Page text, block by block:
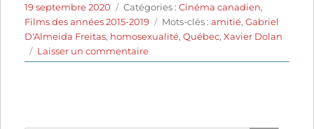
Publié
le
19 septembre 2020 Catégories
Catégories :Cinéma canadien,
Films des années 2015-2019
Étiquettes
Mots-clés :amitié,Gabriel
D'Almeida Freitas, homosexualité,Québec,Xavier Dolan
Laisser un commentairesur
Matthias